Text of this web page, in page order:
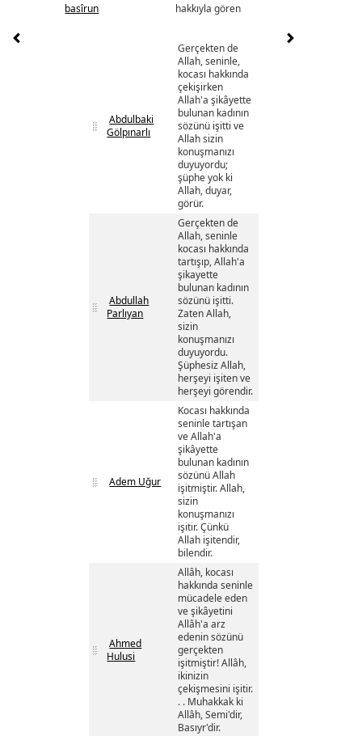
basîrun
hakkıyla gören
Abdulbaki
Gölpınarlı
Gerçekten de
Allah, seninle,
kocası hakkında
çekişirken
Allah'a şikâyette
bulunan kadının
sözünü işitti ve
Allah sizin
konuşmanızı
duyuyordu;
şüphe yok ki
Allah, duyar,
görür.
Abdullah
Parlıyan
Gerçekten de
Allah, seninle
kocası hakkında
tartışıp, Allah'a
şikayette
bulunan kadının
sözünü işitti.
Zaten Allah,
sizin
konuşmanızı
duyuyordu.
Şüphesiz Allah,
herşeyi işiten ve
herşeyi görendir.
Adem Uğur
Kocası hakkında
seninle tartışan
ve Allah'a
şikâyette
bulunan kadının
sözünü Allah
işitmiştir. Allah,
sizin
konuşmanızı
işitir. Çünkü
Allah işitendir,
bilendir.
Ahmed
Hulusi
Allâh, kocası
hakkında seninle
mücadele eden
ve şikâyetini
Allâh'a arz
edenin sözünü
gerçekten
işitmiştir! Allâh,
ikinizin
çekişmesini işitir.
. . Muhakkak ki
Allâh, Semi'dir,
Basıyr'dir.